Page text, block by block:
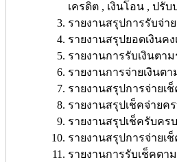
เครดิต , เงินโอน , ปรับ
รายงานสรุปการรับจ่า
รายงานสรุปยอดเงินค
รายงานการรับเงินตา
รายงานการจ่ายเงินต
รายงานสรุปการจ่ายเ
รายงานสรุปเช็คจ่ายค
รายงานสรุปเช็ครับคร
รายงานสรุปการจ่ายเ
รายงานการรับเช็คตาม